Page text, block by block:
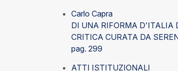
Carlo Capra
DI UNA RIFORMA D'ITALIA
CRITICA CURATA DA
pag. 299
ATTI ISTITUZIONALI